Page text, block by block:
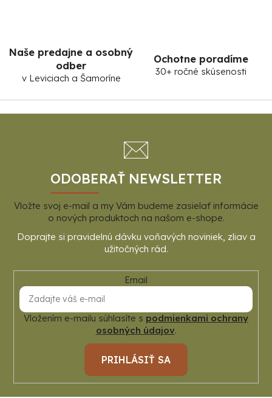
Naše predajne a osobný
odber
v Leviciach a Šamoríne
Ochotne poradíme
30+ ročné skúsenosti
ODOBERAŤ NEWSLETTER
Vložte svoj e-mail a my Vám budeme zasielať informácie
o nových produktoch na našom e-shope.
Email
Vložením e-mailu súhlasíte s podmienkami ochrany
osobných údajov.
PRIHLÁSIŤ SA